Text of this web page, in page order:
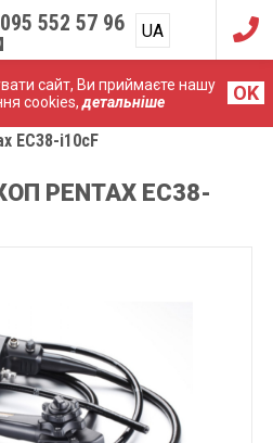
сайт, Ви приймаєте нашу
cookies,детальніше OK
095 552 57 96 UA
RU
EC38-i10cF
PENTAX EC38-